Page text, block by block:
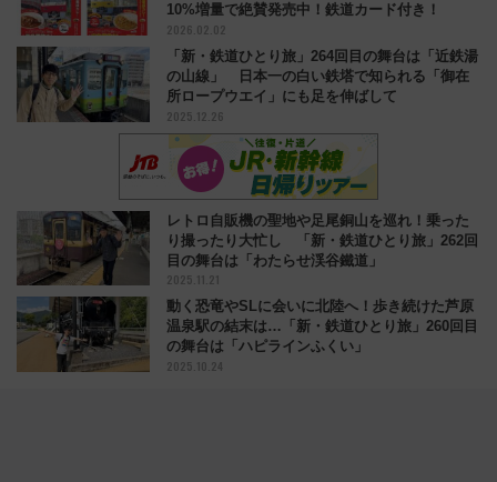
10%増量で絶賛発売中！鉄道カード付き！
2026.02.02
「新・鉄道ひとり旅」264回目の舞台は「近鉄湯
の山線」 日本一の白い鉄塔で知られる「御在
所ロープウエイ」にも足を伸ばして
2025.12.26
レトロ自販機の聖地や足尾銅山を巡れ！乗った
り撮ったり大忙し 「新・鉄道ひとり旅」262回
目の舞台は「わたらせ渓谷鐵道」
2025.11.21
動く恐竜やSLに会いに北陸へ！歩き続けた芦原
温泉駅の結末は…「新・鉄道ひとり旅」260回目
の舞台は「ハピラインふくい」
2025.10.24